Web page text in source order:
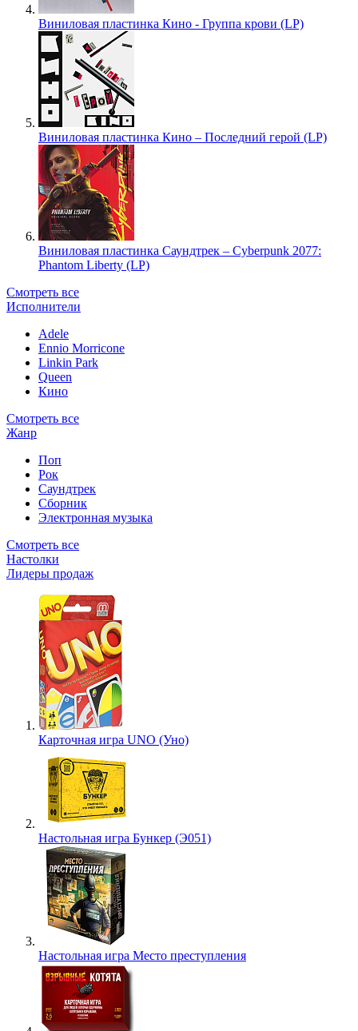
Виниловая пластинка Кино - Группа крови (LP)
Виниловая пластинка Кино – Последний герой (LP)
Виниловая пластинка Саундтрек – Cyberpunk 2077:
Phantom Liberty (LP)
Смотреть все
Исполнители
Adele
Ennio Morricone
Linkin Park
Queen
Кино
Смотреть все
Жанр
Поп
Рок
Саундтрек
Сборник
Электронная музыка
Смотреть все
Настолки
Лидеры продаж
Карточная игра UNO (Уно)
Настольная игра Бункер (Э051)
Настольная игра Место преступления